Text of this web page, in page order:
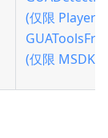
(仅限 Player
(仅限 MSDK)